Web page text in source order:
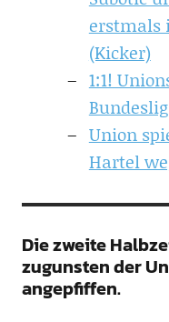
erstmals
(Kicker)
1:1!
Union
Hartel
Die zweite
zugunsten der
angepfiffen.